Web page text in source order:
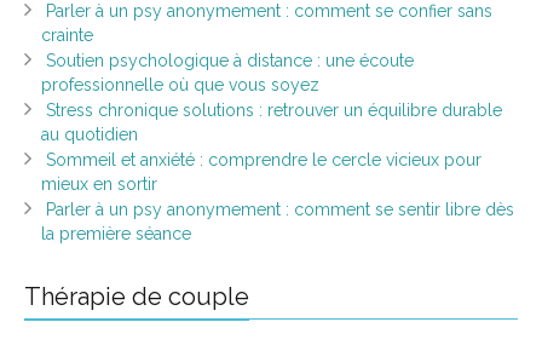
Parler à un psy anonymement : comment se confier sans
crainte
Soutien psychologique à distance : une écoute
professionnelle où que vous soyez
Stress chronique solutions : retrouver un équilibre durable
au quotidien
Sommeil et anxiété : comprendre le cercle vicieux pour
mieux en sortir
Parler à un psy anonymement : comment se sentir libre dès
la première séance
Thérapie de couple